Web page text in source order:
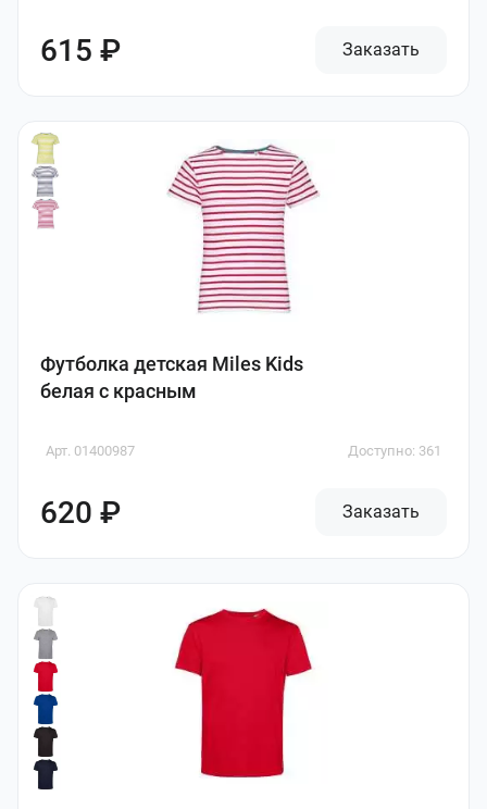
615 ₽ Заказать
Футболка детская Miles Kids
белая с красным
Арт. 01400987 Доступно: 361
620 ₽ Заказать